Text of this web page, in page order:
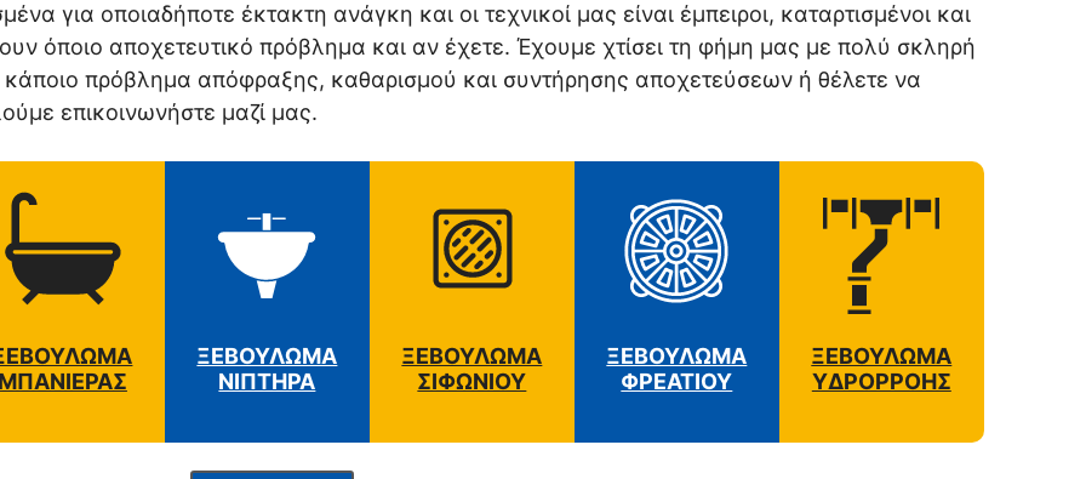
για οποιαδήποτε έκτακτη ανάγκη και οι τεχνικοί μας είναι έμπειροι, καταρτισμένοι και
όποιο αποχετευτικό πρόβλημα και αν έχετε. Έχουμε χτίσει τη φήμη μας με πολύ σκληρή
κάποιο πρόβλημα απόφραξης, καθαρισμού και συντήρησης αποχετεύσεων ή θέλετε να
επικοινωνήστε μαζί μας.
ΞΕΒΟΥΛΩΜΑ
ΝΙΠΤΗΡΑ
ΞΕΒΟΥΛΩΜΑ
ΣΙΦΩΝΙΟΥ
ΞΕΒΟΥΛΩΜΑ
ΦΡΕΑΤΙΟΥ
ΞΕΒΟΥΛΩΜΑ
ΥΔΡΟΡΡΟΗΣ